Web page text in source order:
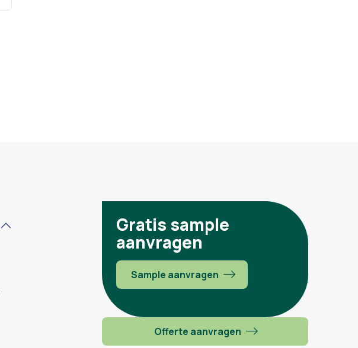
Gratis sample
aanvragen
Sample aanvragen
Offerte aanvragen